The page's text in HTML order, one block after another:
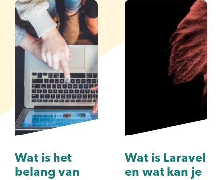
Wat is het
belang van
Wat is Laravel
en wat kan je